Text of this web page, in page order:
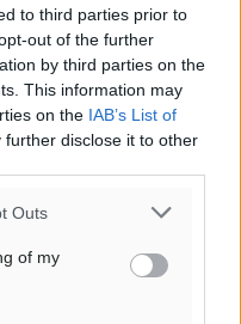
to third parties prior to
out of the further
by third parties on the
This information may
on the IAB’s List of
further disclose it to other
Outs
of my
Πότε αγωνίζονται η
και η καλύτερη